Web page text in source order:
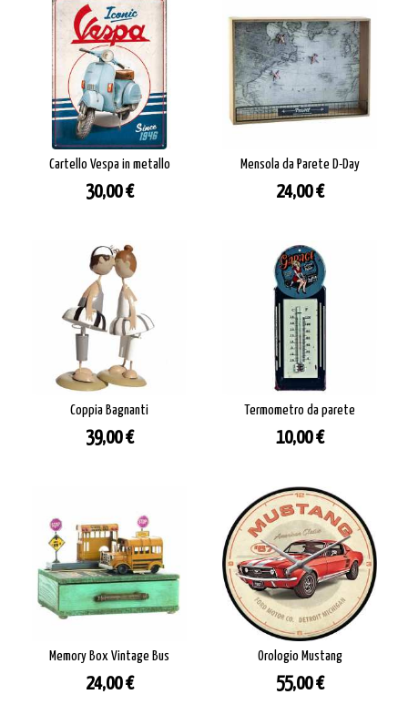
Cartello Vespa in metallo
Prezzo
30,00 €
Mensola da Parete D-Day
Prezzo
24,00 €
Coppia Bagnanti
Prezzo
39,00 €
Termometro da parete
Prezzo
10,00 €
Memory Box Vintage Bus
Prezzo
24,00 €
Orologio Mustang
Prezzo
55,00 €